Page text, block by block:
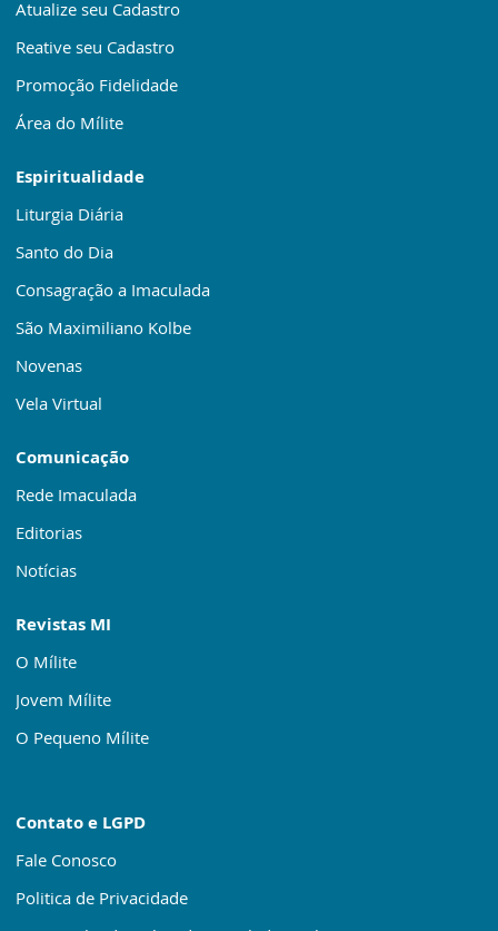
Atualize seu Cadastro
Reative seu Cadastro
Promoção Fidelidade
Área do Mílite
Espiritualidade
Liturgia Diária
Santo do Dia
Consagração a Imaculada
São Maximiliano Kolbe
Novenas
Vela Virtual
Comunicação
Rede Imaculada
Editorias
Notícias
Revistas MI
O Mílite
Jovem Mílite
O Pequeno Mílite
Contato e LGPD
Fale Conosco
Politica de Privacidade